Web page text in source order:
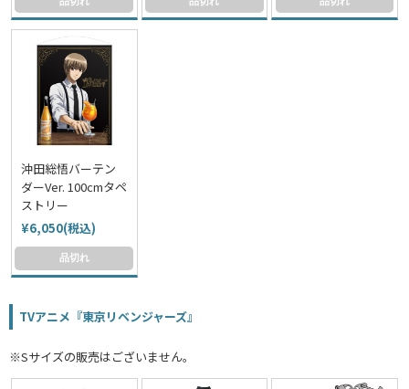
沖田総悟バーテン
ダーVer. 100cmタペ
ストリー
¥6,050(税込)
品切れ
TVアニメ『東京リベンジャーズ』
※Sサイズの販売はございません。